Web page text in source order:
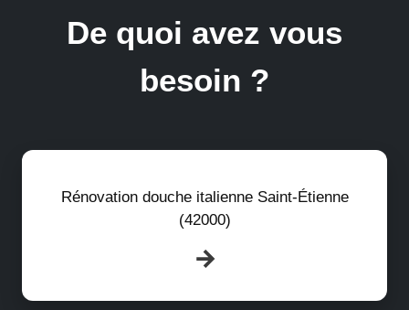
De quoi avez vous
besoin ?
Rénovation douche italienne Saint-Étienne
(42000)